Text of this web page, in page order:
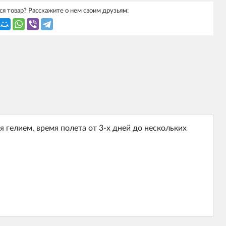
товар? Расскажите о нем своим друзьям:
время полета от 3-х дней до нескольких